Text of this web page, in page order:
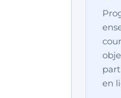
en